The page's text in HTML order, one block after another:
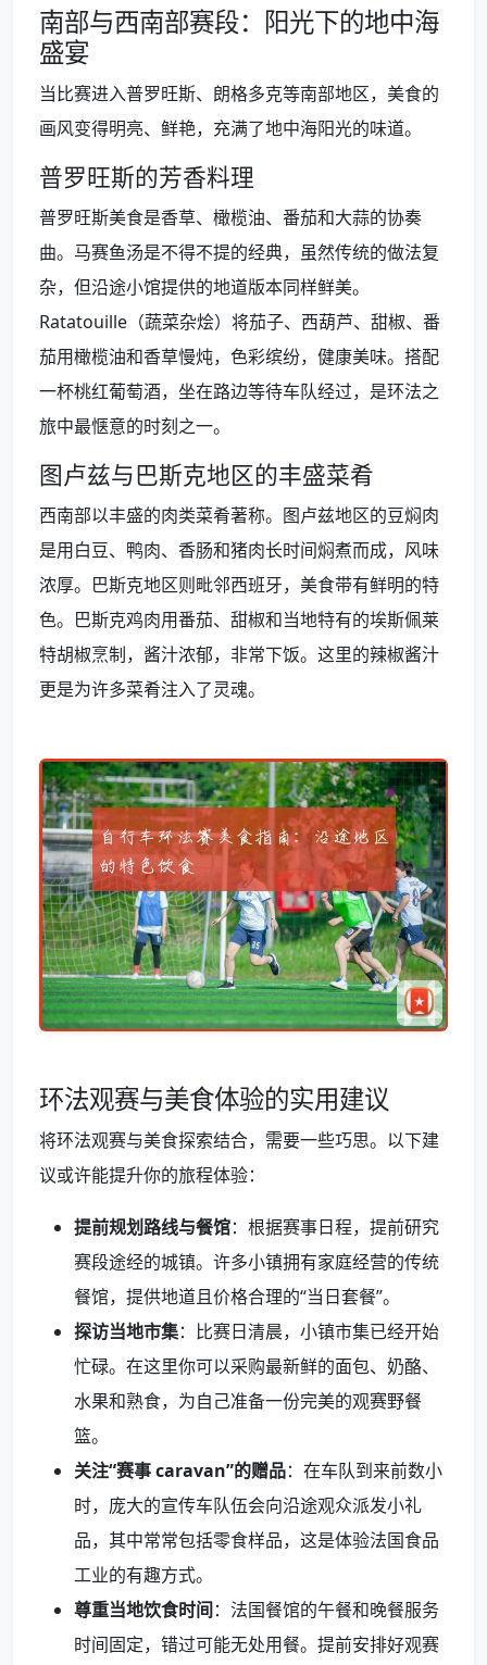
南部与西南部赛段：阳光下的地中海
盛宴
当比赛进入普罗旺斯、朗格多克等南部地区，美食的
画风变得明亮、鲜艳，充满了地中海阳光的味道。
普罗旺斯的芳香料理
普罗旺斯美食是香草、橄榄油、番茄和大蒜的协奏
曲。马赛鱼汤是不得不提的经典，虽然传统的做法复
杂，但沿途小馆提供的地道版本同样鲜美。
Ratatouille（蔬菜杂烩）将茄子、西葫芦、甜椒、番
茄用橄榄油和香草慢炖，色彩缤纷，健康美味。搭配
一杯桃红葡萄酒，坐在路边等待车队经过，是环法之
旅中最惬意的时刻之一。
图卢兹与巴斯克地区的丰盛菜肴
西南部以丰盛的肉类菜肴著称。图卢兹地区的豆焖肉
是用白豆、鸭肉、香肠和猪肉长时间焖煮而成，风味
浓厚。巴斯克地区则毗邻西班牙，美食带有鲜明的特
色。巴斯克鸡肉用番茄、甜椒和当地特有的埃斯佩莱
特胡椒烹制，酱汁浓郁，非常下饭。这里的辣椒酱汁
更是为许多菜肴注入了灵魂。
环法观赛与美食体验的实用建议
将环法观赛与美食探索结合，需要一些巧思。以下建
议或许能提升你的旅程体验：
提前规划路线与餐馆：根据赛事日程，提前研究
赛段途经的城镇。许多小镇拥有家庭经营的传统
餐馆，提供地道且价格合理的“当日套餐”。
探访当地市集：比赛日清晨，小镇市集已经开始
忙碌。在这里你可以采购最新鲜的面包、奶酪、
水果和熟食，为自己准备一份完美的观赛野餐
篮。
关注“赛事 caravan”的赠品：在车队到来前数小
时，庞大的宣传车队伍会向沿途观众派发小礼
品，其中常常包括零食样品，这是体验法国食品
工业的有趣方式。
尊重当地饮食时间：法国餐馆的午餐和晚餐服务
时间固定，错过可能无处用餐。提前安排好观赛